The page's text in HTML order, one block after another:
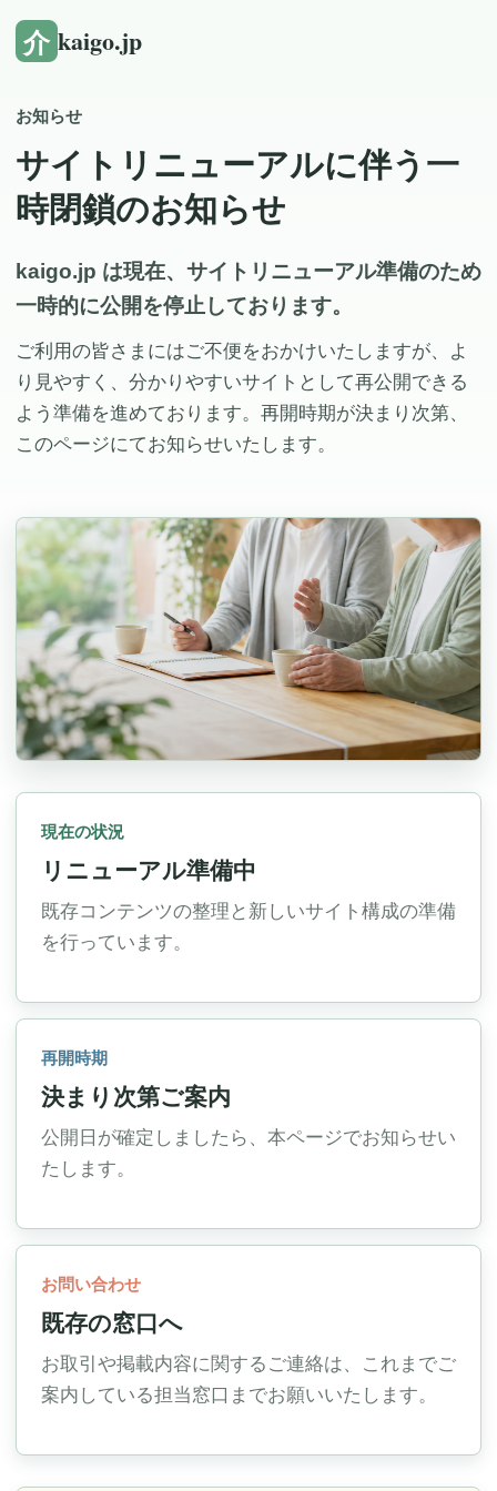
介 kaigo.jp
お知らせ
サイトリニューアルに伴う一
時閉鎖のお知らせ
kaigo.jp は現在、サイトリニューアル準備のため
一時的に公開を停止しております。
ご利用の皆さまにはご不便をおかけいたしますが、よ
り見やすく、分かりやすいサイトとして再公開できる
よう準備を進めております。再開時期が決まり次第、
このページにてお知らせいたします。
現在の状況
リニューアル準備中
既存コンテンツの整理と新しいサイト構成の準備
を行っています。
再開時期
決まり次第ご案内
公開日が確定しましたら、本ページでお知らせい
たします。
お問い合わせ
既存の窓口へ
お取引や掲載内容に関するご連絡は、これまでご
案内している担当窓口までお願いいたします。